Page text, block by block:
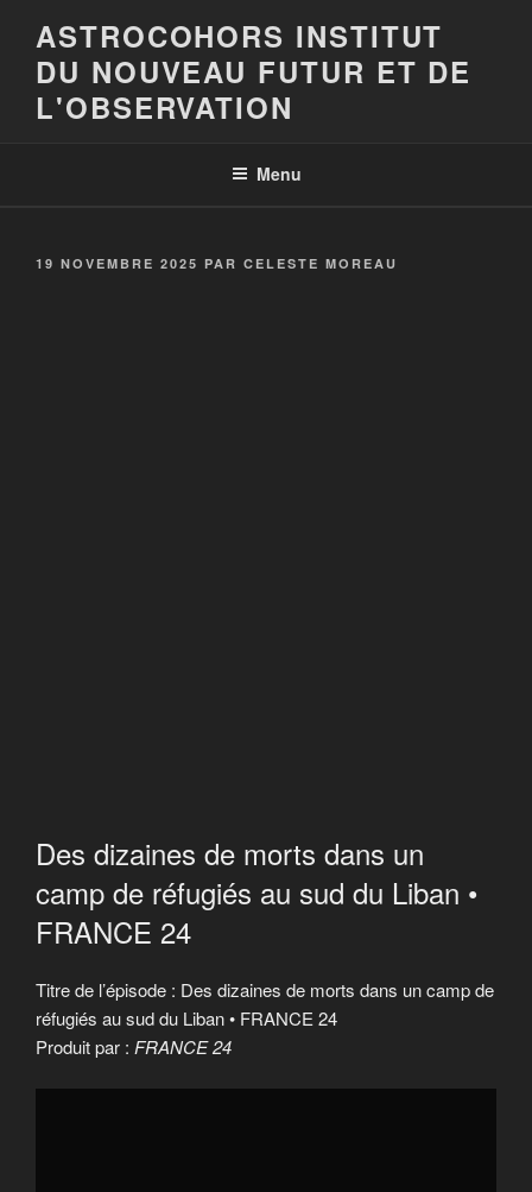
contenu
principal
ASTROCOHORS INSTITUT
DU NOUVEAU FUTUR ET DE
L'OBSERVATION
Menu
PUBLIÉ
19 NOVEMBRE 2025 PAR CELESTE MOREAU
Des dizaines de morts dans un
camp de réfugiés au sud du Liban •
FRANCE 24
Titre de l’épisode : Des dizaines de morts dans un camp de
réfugiés au sud du Liban • FRANCE 24
Produit par : FRANCE 24
Display